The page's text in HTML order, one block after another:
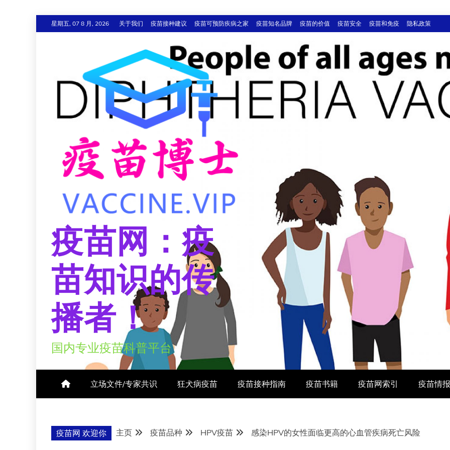
至
星期五, 07 8 月, 2026 关于我们 疫苗接种建议 疫苗可预防疾病之家 疫苗知名品牌 疫苗的价值 疫苗安全 疫苗和免疫 隐私政策
疫苗网：疫
苗知识的传
播者！
国内专业疫苗科普平台
立场文件/专家共识 狂犬病疫苗 疫苗接种指南 疫苗书籍 疫苗网索引 疫苗情
疫苗网 欢迎你 主页 疫苗品种 HPV疫苗 感染HPV的女性面临更高的心血管疾病死亡风险